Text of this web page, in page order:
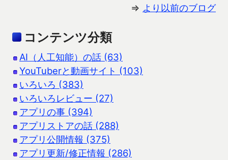
⇒ より以前のブログ
コンテンツ分類
AI（人工知能）の話 (63)
YouTuberと動画サイト (103)
いろいろ (383)
いろいろレビュー (27)
アプリの事 (394)
アプリストアの話 (288)
アプリ公開情報 (375)
アプリ更新/修正情報 (286)